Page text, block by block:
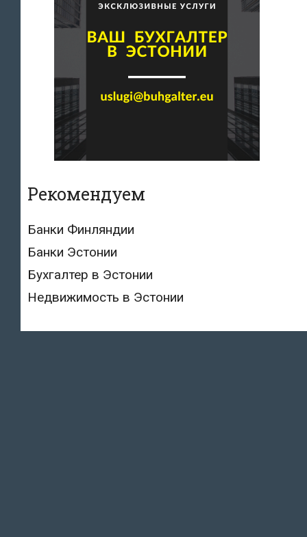
Рекомендуем
Банки Финляндии
Банки Эстонии
Бухгалтер в Эстонии
Недвижимость в Эстонии